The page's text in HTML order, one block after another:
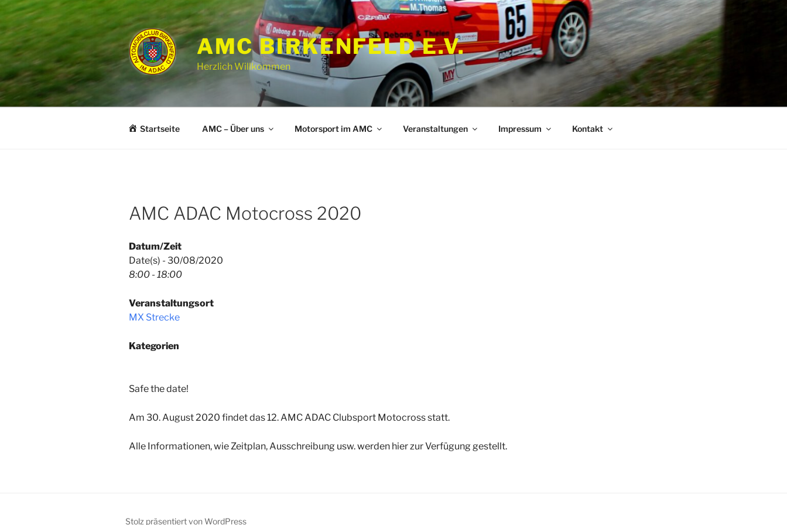
Zum
Inhalt
springen
AMC BIRKENFELD E.V.
Herzlich Willkommen
Startseite AMC – Über uns Motorsport im AMC Veranstaltungen Impressum Kontakt
AMC ADAC Motocross 2020
Datum/Zeit
Date(s) - 30/08/2020
8:00 - 18:00
Veranstaltungsort
MX Strecke
Kategorien
Safe the date!
Am 30. August 2020 findet das 12. AMC ADAC Clubsport Motocross statt.
Alle Informationen, wie Zeitplan, Ausschreibung usw. werden hier zur Verfügung gestellt.
Stolz präsentiert von WordPress